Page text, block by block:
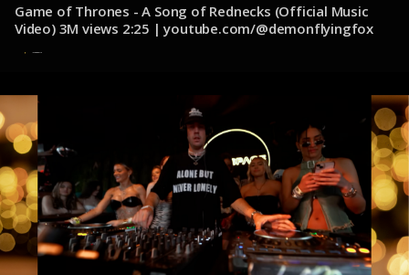
Game of Thrones - A Song of Rednecks (Official Music
Video) 3M views 2:25 | youtube.com/@demonflyingfox